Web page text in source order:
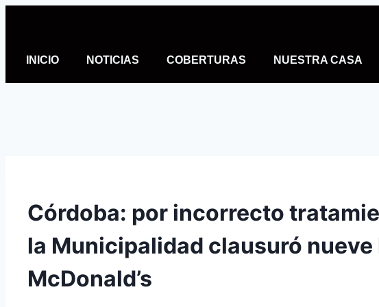
INICIO NOTICIAS COBERTURAS NUESTRA CASA
Córdoba: por incorrecto
la Municipalidad clausuró nueve
McDonald’s